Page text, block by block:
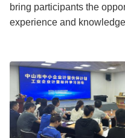
bring participants the
experience and